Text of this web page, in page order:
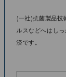
(⼀社)抗菌製品技
ルスなどへはし
済です。